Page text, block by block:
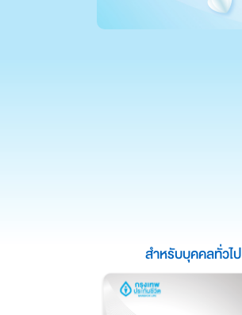
สำหรับบุคคลทั่วไป